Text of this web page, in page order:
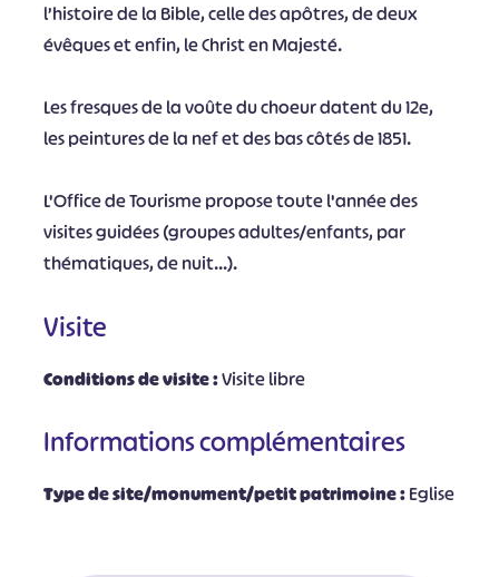
l’histoire de la Bible, celle des apôtres, de deux
évêques et enfin, le Christ en Majesté.
Les fresques de la voûte du choeur datent du 12e,
les peintures de la nef et des bas côtés de 1851.
L'Office de Tourisme propose toute l'année des
visites guidées (groupes adultes/enfants, par
thématiques, de nuit...).
Visite
Conditions de visite :Visite libre
Informations complémentaires
Type de site/monument/petit patrimoine :Eglise